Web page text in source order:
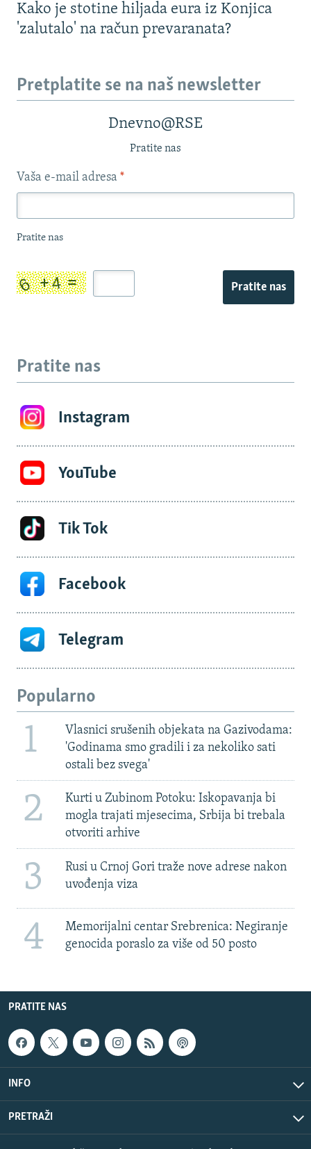
Kako je stotine hiljada eura iz Konjica
'zalutalo' na račun prevaranata?
Pretplatite se na naš newsletter
Dnevno@RSE
Pratite nas
Vaša e-mail adresa *
Pratite nas
Pratite nas
Pratite nas
Instagram
YouTube
Tik Tok
Facebook
Telegram
Popularno
1
Vlasnici srušenih objekata na Gazivodama:
'Godinama smo gradili i za nekoliko sati
ostali bez svega'
2
Kurti u Zubinom Potoku: Iskopavanja bi
mogla trajati mjesecima, Srbija bi trebala
otvoriti arhive
3
Rusi u Crnoj Gori traže nove adrese nakon
uvođenja viza
4
Memorijalni centar Srebrenica: Negiranje
genocida poraslo za više od 50 posto
PRATITE NAS
INFO
PRETRAŽI